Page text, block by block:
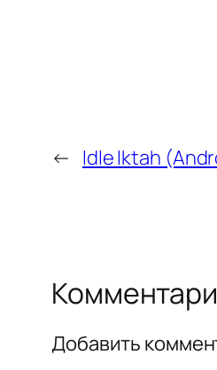
← Idle Iktah
Добавить